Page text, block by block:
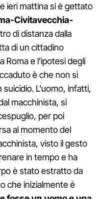
ieri mattina si è gettato
Civitavecchia-
di distanza dalla
di un cittadino
Roma e l'ipotesi degli
è che non si
L'uomo, infatti,
macchinista, si
per poi
al momento del
visto il gesto
in tempo e ha
è stato estratto da
che inizialmente è